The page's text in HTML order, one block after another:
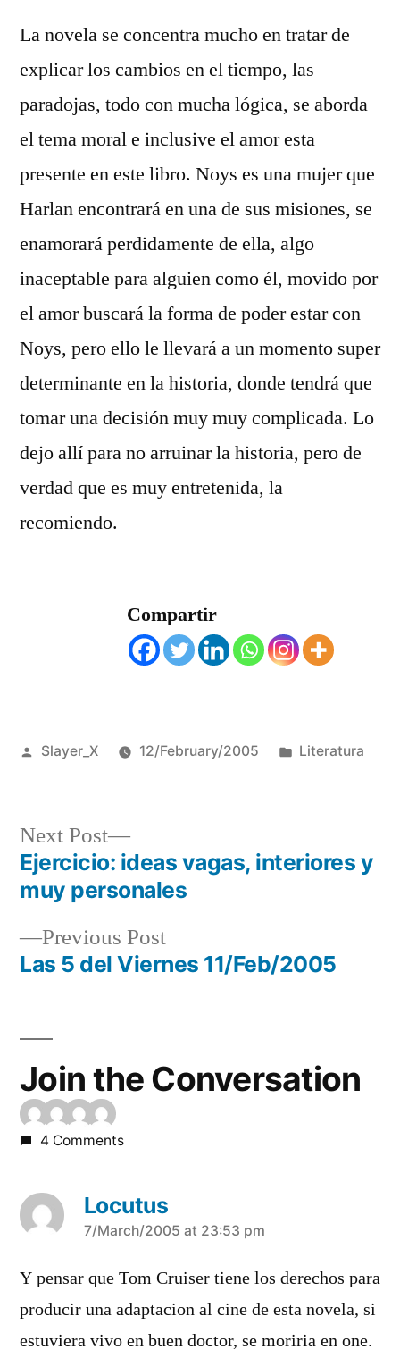
La novela se concentra mucho en tratar de
explicar los cambios en el tiempo, las
paradojas, todo con mucha lógica, se aborda
el tema moral e inclusive el amor esta
presente en este libro. Noys es una mujer que
Harlan encontrará en una de sus misiones, se
enamorará perdidamente de ella, algo
inaceptable para alguien como él, movido por
el amor buscará la forma de poder estar con
Noys, pero ello le llevará a un momento super
determinante en la historia, donde tendrá que
tomar una decisión muy muy complicada. Lo
dejo allí para no arruinar la historia, pero de
verdad que es muy entretenida, la
recomiendo.
Compartir
Posted
Slayer_X 12/February/2005
Posted
Literatura
Post
navigation
Previous PostPrevious
post:
Las 5 del Viernes 11/Feb/2005
Next Post
Next
post:
Ejercicio: ideas vagas, interiores y
muy personales
Join the Conversation
4 Comments
Locutus
says:
7/March/2005 at 23:53 pm
Y pensar que Tom Cruiser tiene los derechos para
producir una adaptacion al cine de esta novela, si
estuviera vivo en buen doctor, se moriria en one.